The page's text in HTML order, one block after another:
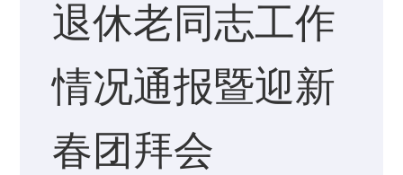
退休老同志工作
情况通报暨迎新
春团拜会